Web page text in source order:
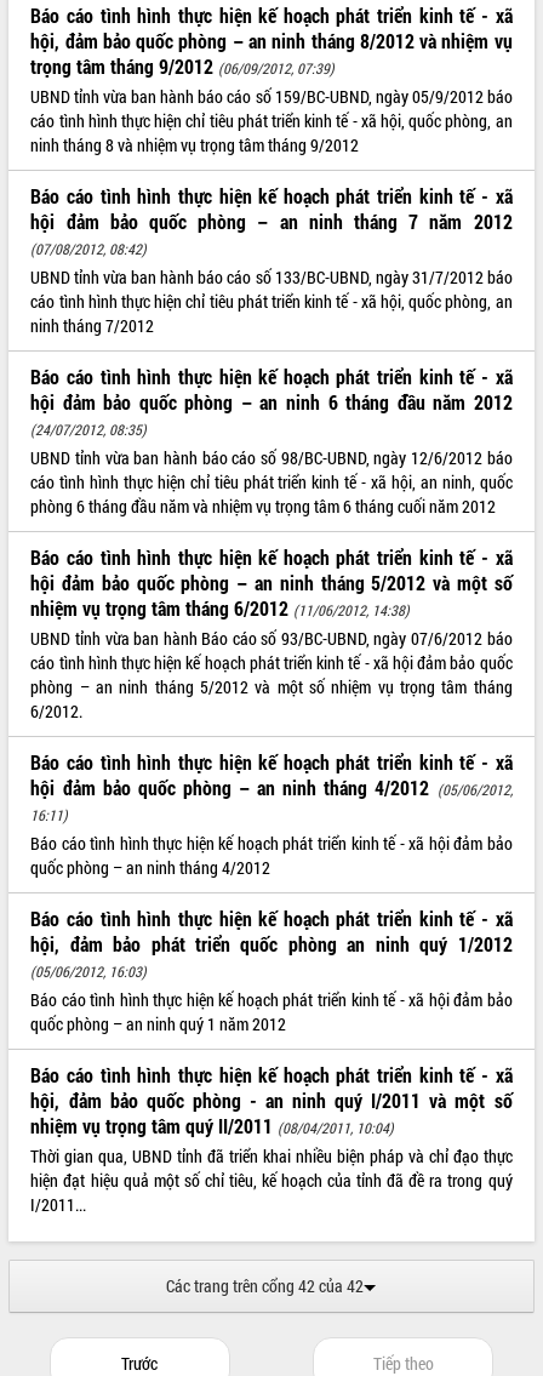
VIDEO
Loading the player...
Bí thư Tỉnh ủy Lương Nguyễn Minh
Triết thăm, tặng quà người có công với
cách mạng
Rà soát, hoàn thiện hệ thống thiết chế
văn hóa, thể thao đáp ứng yêu cầu
phát triển mới
Thường trực HĐND tỉnh Đắk Lắk gặp
mặt Đoàn chuyên gia y tế TP. Hồ Chí
Minh
tại Nghĩa trang Liệt sĩ xã Sơn Hòa
Bàn giải pháp tháo gỡ khó khăn trong
xuất khẩu sầu riêng và triển khai quy
định EUDR
Thứ trưởng Bộ Nông nghiệp và Môi
vùng trồng và doanh nghiệp đóng gói
sầu riêng tại Đắk Lắk
Trình diễn nghệ thuật chế biến các
món ăn từ sầu riêng
Đắk Lắk công bố Quy hoạch và xúc
Ngành cá ngừ Đắk Lắk chủ động thích
ứng để giữ vững thị trường xuất khẩu
Diễn đàn Kinh tế tư nhân Việt Nam đột
phá cơ chế - Hợp tác công tư
Đề án 06 tạo bước ngoặt đột phá trong
Kết nối tour, đẩy mạnh chuyển đổi số
để phát triển du lịch Đắk Lắk
Khởi động Dự án Đầu tư xây dựng hạ
tầng kỹ thuật Cụm công nghiệp Tân
ALBUM ẢNH
LIÊN KẾT WEB
THỐNG KÊ TRUY CẬP
Hôm nay: 18441
Tất cả: 65994583
Báo cáo tình hình thực hiện kế hoạch phát triển kinh tế - xã
hội, đảm bảo quốc phòng – an ninh tháng 8/2012 và nhiệm vụ
trọng tâm tháng 9/2012 (06/09/2012, 07:39)
UBND tỉnh vừa ban hành báo cáo số 159/BC-UBND, ngày 05/9/2012 báo
cáo tình hình thực hiện chỉ tiêu phát triển kinh tế - xã hội, quốc phòng, an
ninh tháng 8 và nhiệm vụ trọng tâm tháng 9/2012
Báo cáo tình hình thực hiện kế hoạch phát triển kinh tế - xã
hội đảm bảo quốc phòng – an ninh tháng 7 năm 2012
(07/08/2012, 08:42)
UBND tỉnh vừa ban hành báo cáo số 133/BC-UBND, ngày 31/7/2012 báo
cáo tình hình thực hiện chỉ tiêu phát triển kinh tế - xã hội, quốc phòng, an
ninh tháng 7/2012
Báo cáo tình hình thực hiện kế hoạch phát triển kinh tế - xã
hội đảm bảo quốc phòng – an ninh 6 tháng đầu năm 2012
(24/07/2012, 08:35)
UBND tỉnh vừa ban hành báo cáo số 98/BC-UBND, ngày 12/6/2012 báo
cáo tình hình thực hiện chỉ tiêu phát triển kinh tế - xã hội, an ninh, quốc
phòng 6 tháng đầu năm và nhiệm vụ trọng tâm 6 tháng cuối năm 2012
Báo cáo tình hình thực hiện kế hoạch phát triển kinh tế - xã
hội đảm bảo quốc phòng – an ninh tháng 5/2012 và một số
nhiệm vụ trọng tâm tháng 6/2012 (11/06/2012, 14:38)
UBND tỉnh vừa ban hành Báo cáo số 93/BC-UBND, ngày 07/6/2012 báo
cáo tình hình thực hiện kế hoạch phát triển kinh tế - xã hội đảm bảo quốc
phòng – an ninh tháng 5/2012 và một số nhiệm vụ trọng tâm tháng
6/2012.
Báo cáo tình hình thực hiện kế hoạch phát triển kinh tế - xã
hội đảm bảo quốc phòng – an ninh tháng 4/2012 (05/06/2012,
16:11)
Báo cáo tình hình thực hiện kế hoạch phát triển kinh tế - xã hội đảm bảo
quốc phòng – an ninh tháng 4/2012
Báo cáo tình hình thực hiện kế hoạch phát triển kinh tế - xã
hội, đảm bảo phát triển quốc phòng an ninh quý 1/2012
(05/06/2012, 16:03)
Báo cáo tình hình thực hiện kế hoạch phát triển kinh tế - xã hội đảm bảo
quốc phòng – an ninh quý 1 năm 2012
Báo cáo tình hình thực hiện kế hoạch phát triển kinh tế - xã
hội, đảm bảo quốc phòng - an ninh quý I/2011 và một số
nhiệm vụ trọng tâm quý II/2011 (08/04/2011, 10:04)
Thời gian qua, UBND tỉnh đã triển khai nhiều biện pháp và chỉ đạo thực
hiện đạt hiệu quả một số chỉ tiêu, kế hoạch của tỉnh đã đề ra trong quý
I/2011...
Các trang trên cổng 42 của 42
Trước Tiếp theo